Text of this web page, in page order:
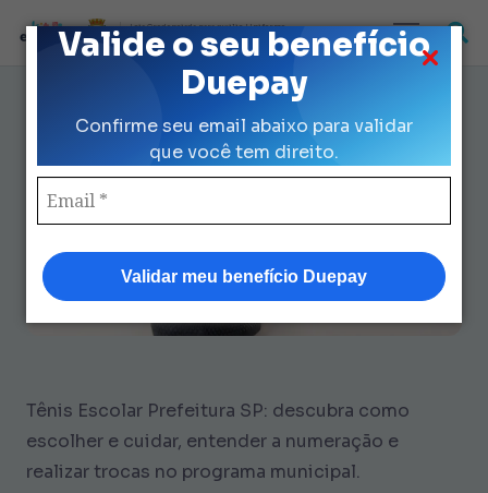
Valide o seu benefício
Duepay
Confirme seu email abaixo para validar
que você tem direito.
Validar meu benefício Duepay
Loja Credenciada para auxilio Uniforme
e Kit Escolar da Prefeitura de São Paulo
9 Formas de Cuidar do Tênis
Escolar Prefeitura SP
Tênis Escolar Prefeitura SP: descubra como
escolher e cuidar, entender a numeração e
realizar trocas no programa municipal.